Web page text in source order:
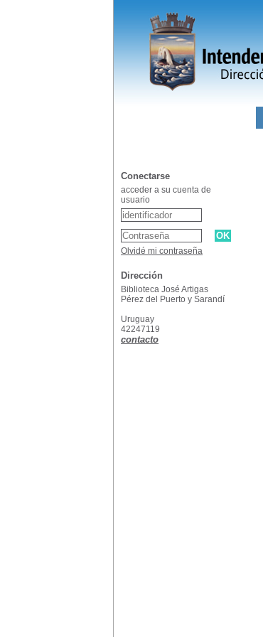
Conectarse
acceder a su cuenta de
usuario
Olvidé mi contraseña
Dirección
Biblioteca José Artigas
Pérez del Puerto y Sarandí
Uruguay
42247119
contacto